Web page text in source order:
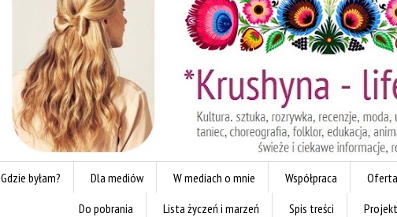
Gdzie byłam? Dla mediów W mediach o mnie Współpraca Oferta
Do pobrania
Lista życzeń i marzeń Spis treści